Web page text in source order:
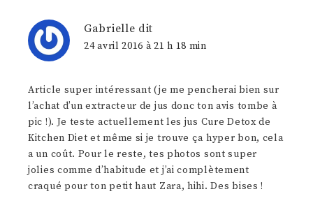
Gabrielle dit
24 avril 2016 à 21 h 18 min
Article super intéressant (je me pencherai bien sur
l’achat d’un extracteur de jus donc ton avis tombe à
pic !). Je teste actuellement les jus Cure Detox de
Kitchen Diet et même si je trouve ça hyper bon, cela
a un coût. Pour le reste, tes photos sont super
jolies comme d’habitude et j’ai complètement
craqué pour ton petit haut Zara, hihi. Des bises !